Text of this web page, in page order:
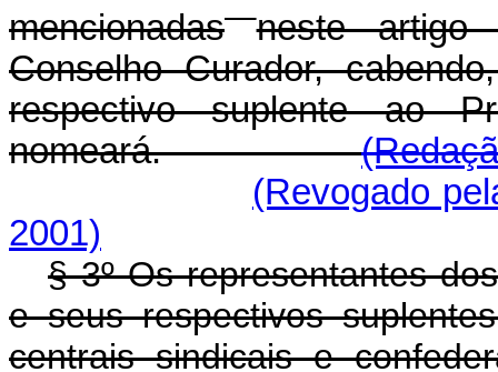
mencionadas
neste artigo
Conselho Curador,
respectivo suplente ao
nomeará.
(Revogado
2001)
§ 3º Os representantes
e seus respectivos
centrais sindicais e